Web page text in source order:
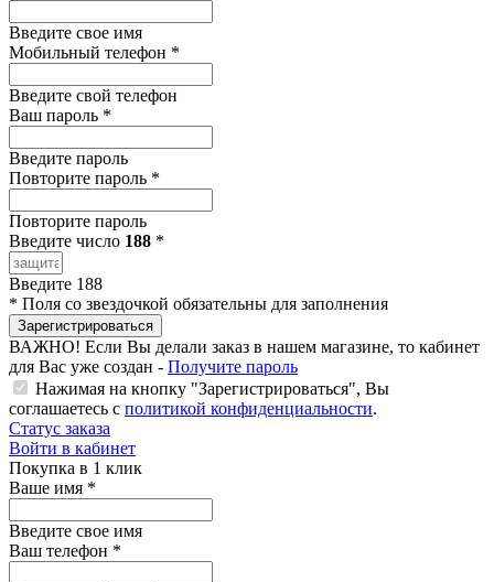
Введите свое имя
Мобильный телефон *
Введите свой телефон
Ваш пароль *
Введите пароль
Повторите пароль *
Повторите пароль
Введите число 188 *
Введите 188
* Поля со звездочкой обязательны для заполнения
Зарегистрироваться
ВАЖНО! Если Вы делали заказ в нашем магазине, то кабинет
для Вас уже создан - Получите пароль
Нажимая на кнопку "Зарегистрироваться", Вы
соглашаетесь с политикой конфиденциальности.
Статус заказа
Войти в кабинет
Покупка в 1 клик
Ваше имя *
Введите свое имя
Ваш телефон *